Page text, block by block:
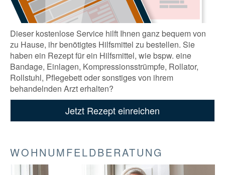
Dieser kostenlose Service hilft Ihnen ganz bequem von
zu Hause, ihr benötigtes Hilfsmittel zu bestellen. Sie
haben ein Rezept für ein Hilfsmittel, wie bspw. eine
Bandage, Einlagen, Kompressionsstrümpfe, Rollator,
Rollstuhl, Pflegebett oder sonstiges von ihrem
behandelnden Arzt erhalten?
Jetzt Rezept einreichen
WOHNUMFELDBERATUNG